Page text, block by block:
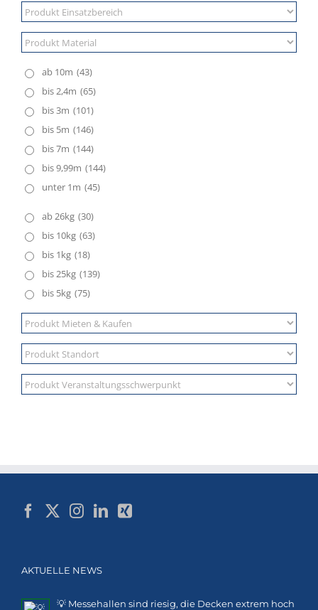
ab 10m (43)
bis 2,4m (65)
bis 3m (101)
bis 5m (146)
bis 7m (144)
bis 9,99m (144)
unter 1m (45)
ab 26kg (30)
bis 10kg (63)
bis 1kg (18)
bis 25kg (139)
bis 5kg (75)
AKTUELLE NEWS
💡 Messehallen sind riesig, die Decken extrem hoch